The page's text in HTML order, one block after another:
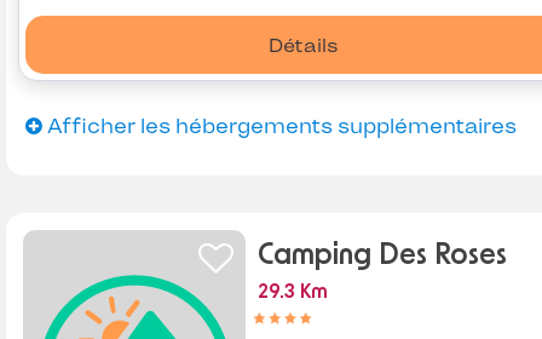
Détails
Afficher les hébergements supplémentaires
Camping Des Roses
29.3 Km